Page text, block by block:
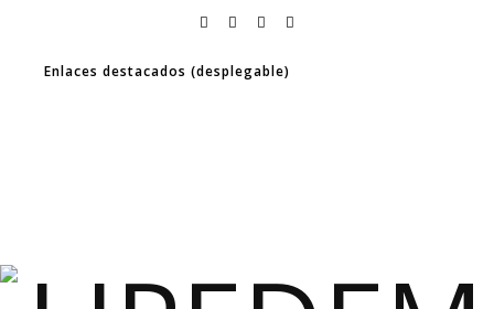
Enlaces destacados (desplegable)